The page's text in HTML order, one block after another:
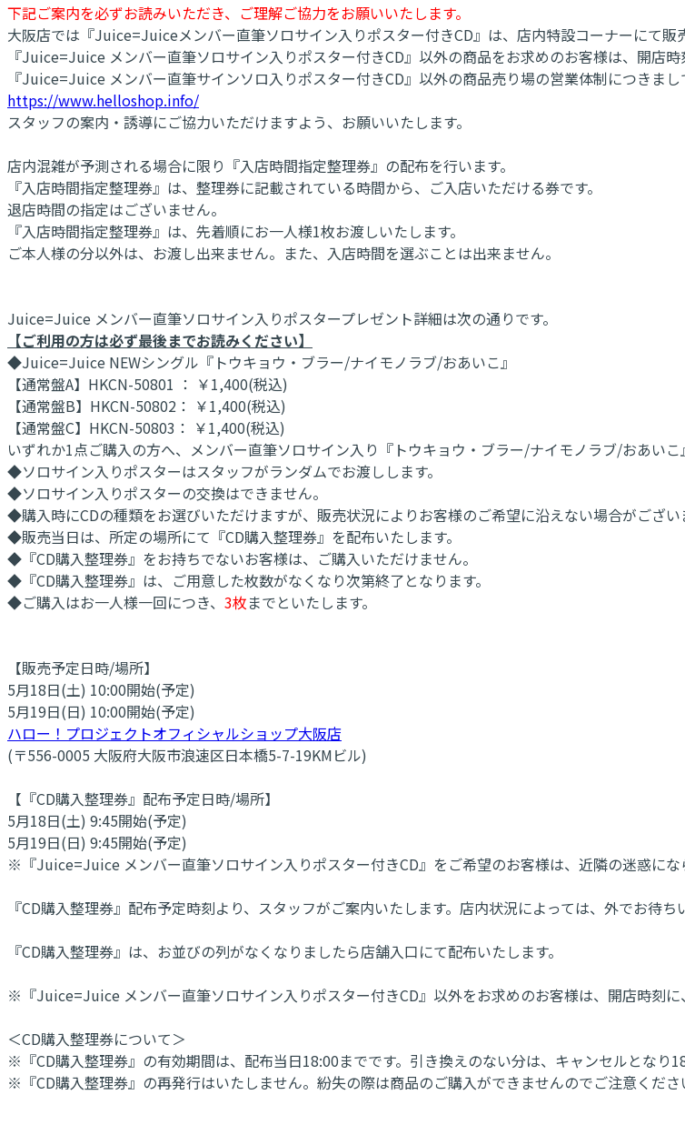
下記ご案内を必ずお読みいただき、ご理解ご協力をお願いいたします。
大阪店では『Juice=Juiceメンバー直筆ソロサイン入りポスター付きCD』は、店内特設コーナーにて販
『Juice=Juice メンバー直筆ソロサイン入りポスター付きCD』以外の商品をお求めのお客様は、開店時
『Juice=Juice メンバー直筆サインソロ入りポスター付きCD』以外の商品売り場の営業体制につきまし
https://www.helloshop.info/
スタッフの案内・誘導にご協力いただけますよう、お願いいたします。
店内混雑が予測される場合に限り『入店時間指定整理券』の配布を行います。
『入店時間指定整理券』は、整理券に記載されている時間から、ご入店いただける券です。
退店時間の指定はございません。
『入店時間指定整理券』は、先着順にお一人様1枚お渡しいたします。
ご本人様の分以外は、お渡し出来ません。また、入店時間を選ぶことは出来ません。
Juice=Juice メンバー直筆ソロサイン入りポスタープレゼント詳細は次の通りです。
【ご利用の方は必ず最後までお読みください】
◆Juice=Juice NEWシングル『トウキョウ・ブラー/ナイモノラブ/おあいこ』
【通常盤A】HKCN-50801 ： ￥1,400(税込)
【通常盤B】HKCN-50802： ￥1,400(税込)
【通常盤C】HKCN-50803： ￥1,400(税込)
いずれか1点ご購入の方へ、メンバー直筆ソロサイン入り『トウキョウ・ブラー/ナイモノラブ/おあい
◆ソロサイン入りポスターはスタッフがランダムでお渡しします。
◆ソロサイン入りポスターの交換はできません。
◆購入時にCDの種類をお選びいただけますが、販売状況によりお客様のご希望に沿えない場合がござい
◆販売当日は、所定の場所にて『CD購入整理券』を配布いたします。
◆『CD購入整理券』をお持ちでないお客様は、ご購入いただけません。
◆『CD購入整理券』は、ご用意した枚数がなくなり次第終了となります。
◆ご購入はお一人様一回につき、 3枚までといたします。
【販売予定日時/場所】
5月18日(土) 10:00開始(予定)
5月19日(日) 10:00開始(予定)
ハロー！プロジェクトオフィシャルショップ大阪店
(〒556-0005 大阪府大阪市浪速区日本橋5-7-19KMビル)
【『CD購入整理券』配布予定日時/場所】
5月18日(土) 9:45開始(予定)
5月19日(日) 9:45開始(予定)
※『Juice=Juice メンバー直筆ソロサイン入りポスター付きCD』をご希望のお客様は、近隣の迷惑にな
『CD購入整理券』配布予定時刻より、スタッフがご案内いたします。店内状況によっては、外でお待ち
『CD購入整理券』は、お並びの列がなくなりましたら店舗入口にて配布いたします。
※『Juice=Juice メンバー直筆ソロサイン入りポスター付きCD』以外をお求めのお客様は、開店時刻に
＜CD購入整理券について＞
※『CD購入整理券』の有効期間は、配布当日18:00までです。引き換えのない分は、キャンセルとなり
※『CD購入整理券』の再発行はいたしません。紛失の際は商品のご購入ができませんのでご注意くださ